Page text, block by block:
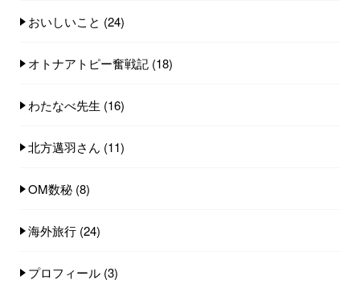
おいしいこと (24)
オトナアトピー奮戦記 (18)
わたなべ先生 (16)
北方邁羽さん (11)
OM数秘 (8)
海外旅行 (24)
プロフィール (3)